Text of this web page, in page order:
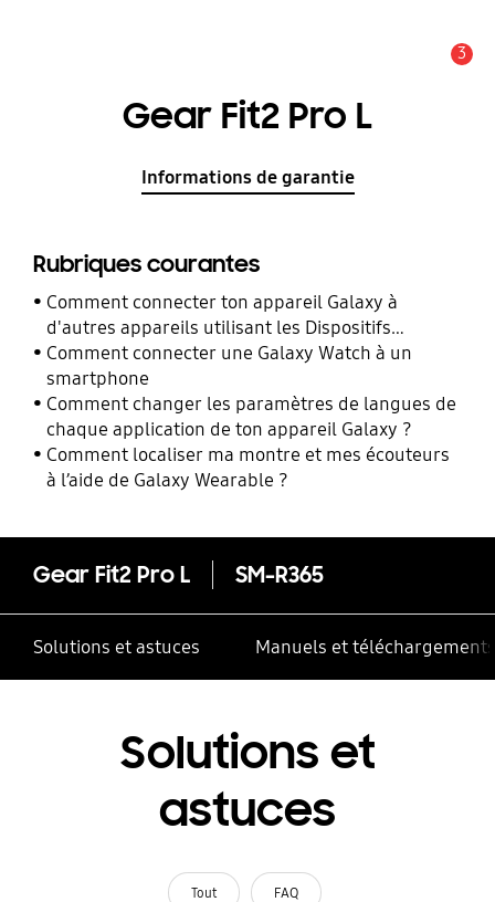
3
Gear Fit2 Pro L
Informations de garantie
Rubriques courantes
Comment connecter ton appareil Galaxy à
d'autres appareils utilisant les Dispositifs
Connectés ?
Comment connecter une Galaxy Watch à un
smartphone
Comment changer les paramètres de langues de
chaque application de ton appareil Galaxy ?
Comment localiser ma montre et mes écouteurs
à l’aide de Galaxy Wearable ?
Gear Fit2 Pro L SM-R365
Solutions et astuces Manuels et téléchargements
Solutions et
astuces
Tout FAQ